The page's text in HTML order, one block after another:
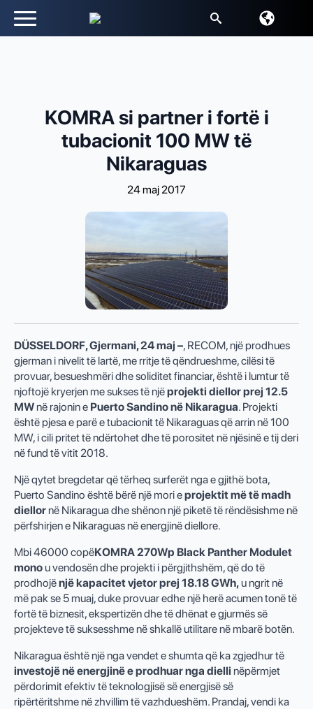
KOMRA si partner i fortë i
tubacionit 100 MW të
Nikaraguas
24 maj 2017
DÜSSELDORF, Gjermani, 24 maj –, RECOM, një prodhues
gjerman i nivelit të lartë, me rritje të qëndrueshme, cilësi të
provuar, besueshmëri dhe soliditet financiar, është i lumtur të
njoftojë kryerjen me sukses të njëprojekti diellor prej 12.5
MWnë rajonin e Puerto Sandino në Nikaragua. Projekti
është pjesa e parë e tubacionit të Nikaraguas që arrin në 100
MW, i cili pritet të ndërtohet dhe të porositet në njësinë e tij deri
në fund të vitit 2018.
Një qytet bregdetar që tërheq surferët nga e gjithë bota,
Puerto Sandino është bërë një mori eprojektit më të madh
diellornë Nikaragua dhe shënon një piketë të rëndësishme në
përfshirjen e Nikaraguas në energjinë diellore.
Mbi 46000 copëKOMRA 270Wp Black Panther Modulet
monou vendosën dhe projekti i përgjithshëm, që do të
prodhojënjë kapacitet vjetor prej 18.18 GWh,u ngrit në
më pak se 5 muaj, duke provuar edhe një herë acumen tonë të
fortë të biznesit, ekspertizën dhe të dhënat e gjurmës së
projekteve të suksesshme në shkallë utilitare në mbarë botën.
Nikaragua është një nga vendet e shumta që ka zgjedhur të
investojë në energjinë e prodhuar nga dielli nëpërmjet
përdorimit efektiv të teknologjisë së energjisë së
ripërtëritshme në zhvillim të vazhdueshëm. Prandaj, vendi ka